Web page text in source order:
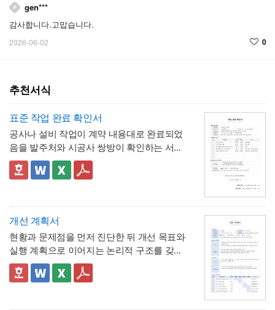
gen***
감사합니다.고맙습니다.
2026-06-02 0
추천서식
표준 작업 완료 확인서
공사나 설비 작업이 계약 내용대로 완료되었
음을 발주처와 시공사 쌍방이 확인하는 서식
입니다. 작업항목별로 계획 수량과 완료 수량
을 나란히 대조하고, 하자 여부와 하자보증기
증할 수 있는 것이 특징입니다.
✅ 계획 대비 완료 수량 검증 및 하자 확인 관
다면 반드시 비고란에 그 사유(예 : 설계 변경,
현장 여건상 수량 조정 등)를 구체적으로 기재
해야 하며, 임의로 수량을 맞춰 기재하는 일이
없도록 해야 합니다. 하자여부를 "하자 없
음"으로 확인하는 경우에도 하자보증기간 내
에 새로운 하자가 발견될 수 있으므로, 이 확
💡 작성 팁
작업 완료 확인서는계획과 완료의 정확한 대
조가 가장 중요 하므로, 현장 실사를 통해 실제
완료된 개소·수량을 정확히 확인한 뒤 계획 수
개선 계획서
현황과 문제점을 먼저 진단한 뒤 개선 목표와
실행 계획으로 이어지는 논리적 구조를 갖춘
업무 개선 보고서입니다. 개선분야를 IT·전산,
업무 프로세스, 안전, 품질 등으로 체크박스
👔 이 서식의 구성 특징